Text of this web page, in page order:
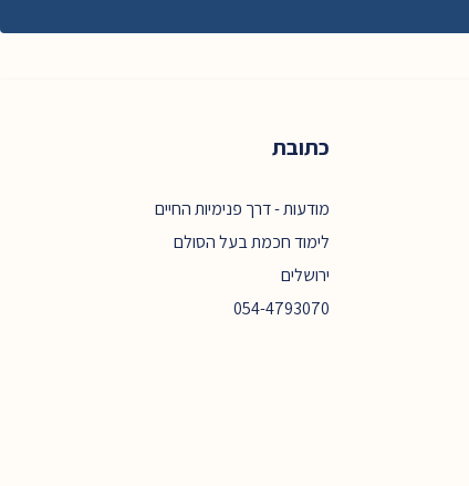
כתובת
מודעות - דרך פנימיות החיים
לימוד חכמת בעל הסולם
ירושלים
054-4793070